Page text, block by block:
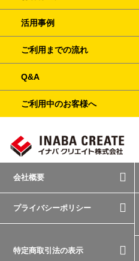
活用事例
ご利用までの流れ
Q&A
ご利用中のお客様へ
会社概要
プライバシーポリシー
特定商取引法の表示